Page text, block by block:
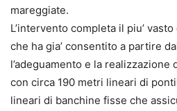
mareggiate.
L’intervento completa il piu’
che ha gia’ consentito a partire
l’adeguamento e la realizzazione
con circa 190 metri lineari di
lineari di banchine fisse che